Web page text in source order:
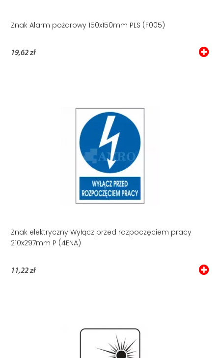
Znak Alarm pożarowy 150x150mm PLS (F005)
19,62 zł
Znak elektryczny Wyłącz przed rozpoczęciem pracy
210x297mm P (4ENA)
11,22 zł